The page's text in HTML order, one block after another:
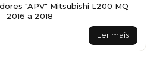
"APV" Mitsubishi L200 MQ
2016 a 2018
Ler mais